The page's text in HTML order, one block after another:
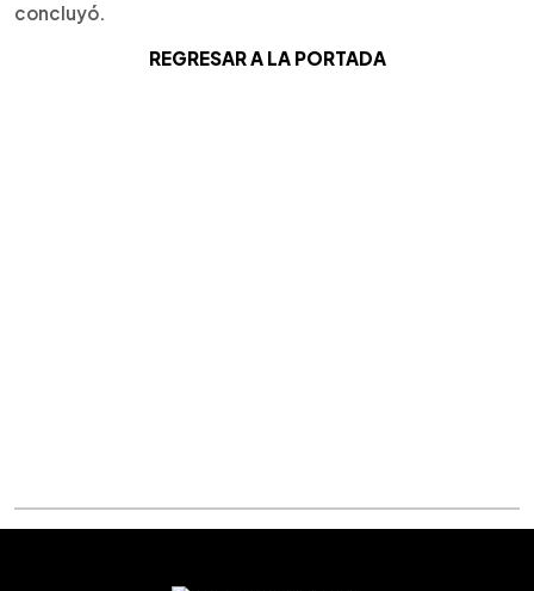
concluyó.
REGRESAR A LA PORTADA